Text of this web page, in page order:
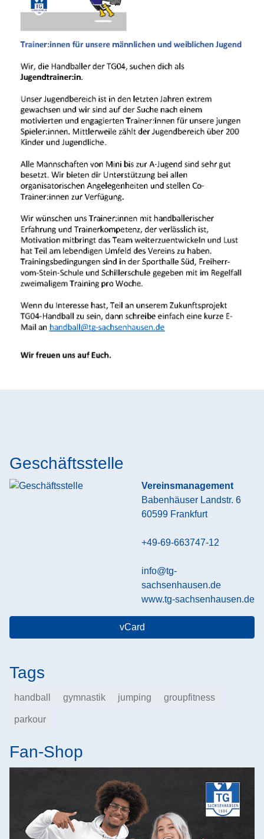
Geschäftsstelle
Vereinsmanagement
Babenhäuser Landstr. 6
60599 Frankfurt
+49-69-663747-12
info@tg-
sachsenhausen.de
www.tg-sachsenhausen.de
vCard
Tags
handball gymnastik jumping groupfitness
parkour
Fan-Shop